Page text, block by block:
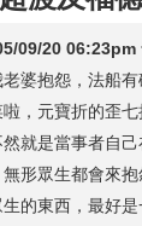
09/20 06:23pm
婆抱怨，法船
，元寶折的歪七
就是當事者自
形眾生都會來抱
的東西，最好是